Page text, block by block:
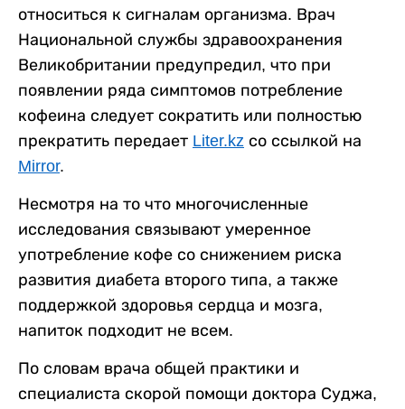
относиться к сигналам организма. Врач
Национальной службы здравоохранения
Великобритании предупредил, что при
появлении ряда симптомов потребление
кофеина следует сократить или полностью
прекратить передает Liter.kz со ссылкой на
Mirror.
Несмотря на то что многочисленные
исследования связывают умеренное
употребление кофе со снижением риска
развития диабета второго типа, а также
поддержкой здоровья сердца и мозга,
напиток подходит не всем.
По словам врача общей практики и
специалиста скорой помощи доктора Суджа,